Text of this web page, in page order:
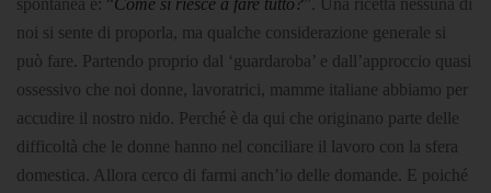
spontanea è: “Come si riesce a fare tutto?”.
Una ricetta nessuna di
noi si sente di proporla, ma qualche considerazione generale si
può fare. Partendo proprio dal ‘guardaroba’ e dall’approccio quasi
ossessivo che noi donne, lavoratrici, mamme italiane abbiamo per
accudire il nostro nido. Perché è da qui che originano parte delle
difficoltà che le donne hanno nel conciliare il lavoro con la sfera
domestica. Allora cerco di farmi anch’io delle domande. E poiché